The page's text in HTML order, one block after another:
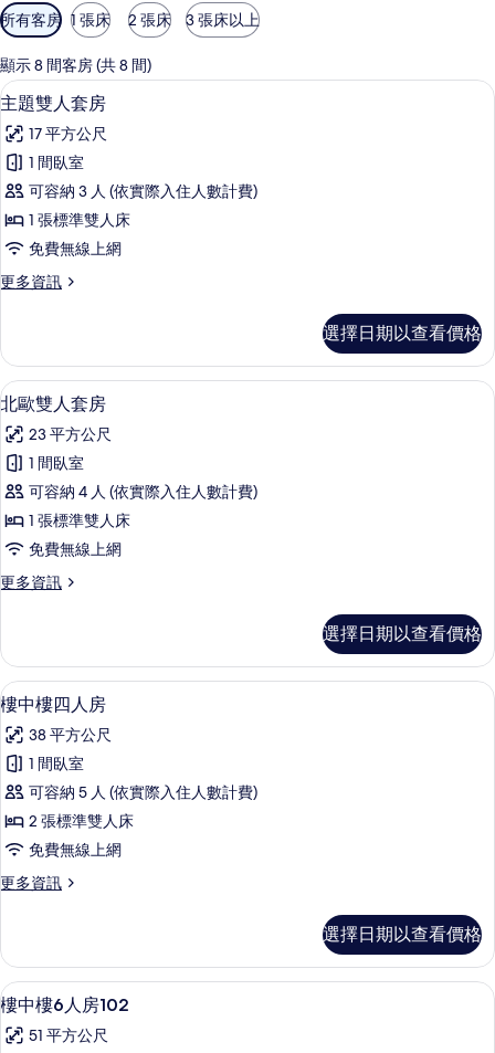
可
用
的
客
房
篩
選
條
所有客房 1 張床 2 張床 3 張床以上
顯示 8 間客房 (共 8 間)
顯
示
主
題
雙
人
房
所
有
相
片
主題雙人套房 | 筆電工作空間、遮光
16
主題雙人套房
17 平方公尺
1 間臥室
可容納 3 人 (依實際入住人數計費)
1 張標準雙人床
免費無線上網
更多資訊
更
雙
人
套
的
詳
情
選擇日期以查看價格
顯
示
北
歐
雙
人
房
所
有
相
片
北歐雙人套房 | 筆電工作空間、遮光
10
北歐雙人套房
23 平方公尺
1 間臥室
可容納 4 人 (依實際入住人數計費)
1 張標準雙人床
免費無線上網
更多資訊
更
雙
人
套
的
詳
情
選擇日期以查看價格
顯
示
樓
中
樓
四
房
所
有
相
片
樓中樓四人房 | 筆電工作空間
11
樓中樓四人房
38 平方公尺
1 間臥室
可容納 5 人 (依實際入住人數計費)
2 張標準雙人床
免費無線上網
更多資訊
更
樓
四
人
的
選擇日期以查看價格
顯
示
樓中樓6人房102 | 筆電工作空間、遮
7
樓中樓6人房102
51 平方公尺